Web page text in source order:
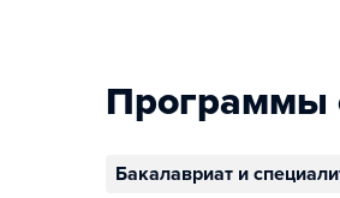
Программы
Бакалавриат и